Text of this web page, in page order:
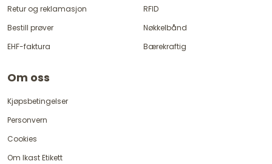
Retur og reklamasjon
Bestill prøver
EHF-faktura
RFID
Nøkkelbånd
Bærekraftig
Om oss
Kjøpsbetingelser
Personvern
Cookies
Om Ikast Etikett